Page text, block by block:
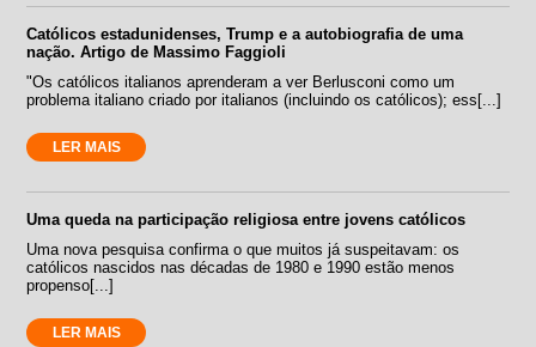
Católicos estadunidenses, Trump e a autobiografia de uma
nação. Artigo de Massimo Faggioli
"Os católicos italianos aprenderam a ver Berlusconi como um
problema italiano criado por italianos (incluindo os católicos); ess[...]
LER MAIS
Uma queda na participação religiosa entre jovens católicos
Uma nova pesquisa confirma o que muitos já suspeitavam: os
católicos nascidos nas décadas de 1980 e 1990 estão menos
propenso[...]
LER MAIS